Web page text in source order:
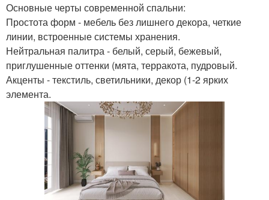
Основные черты современной спальни:
Простота форм - мебель без лишнего декора, четкие
линии, встроенные системы хранения.
Нейтральная палитра - белый, серый, бежевый,
приглушенные оттенки (мята, терракота, пудровый.
Акценты - текстиль, светильники, декор (1-2 ярких
элемента.